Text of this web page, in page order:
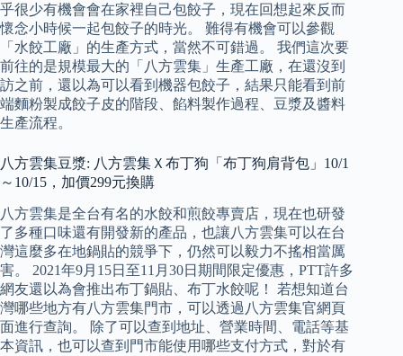
乎很少有機會會在家裡自己包餃子，現在回想起來反而
懷念小時候一起包餃子的時光。 難得有機會可以參觀
「水餃工廠」的生產方式，當然不可錯過。 我們這次要
前往的是規模最大的「八方雲集」生產工廠，在還沒到
訪之前，還以為可以看到機器包餃子，結果只能看到前
端麵粉製成餃子皮的階段、餡料製作過程、豆漿及醬料
生產流程。
八方雲集豆漿: 八方雲集Ｘ布丁狗「布丁狗肩背包」10/1
～10/15，加價299元換購
八方雲集是全台有名的水餃和煎餃專賣店，現在也研發
了多種口味還有開發新的產品，也讓八方雲集可以在台
灣這麼多在地鍋貼的競爭下，仍然可以毅力不搖相當厲
害。 2021年9月15日至11月30日期間限定優惠，PTT許多
網友還以為會推出布丁鍋貼、布丁水餃呢！ 若想知道台
灣哪些地方有八方雲集門市，可以透過八方雲集官網頁
面進行查詢。 除了可以查到地址、營業時間、電話等基
本資訊，也可以查到門市能使用哪些支付方式，對於有